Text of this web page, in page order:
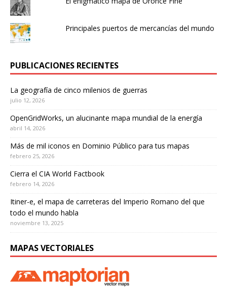
Principales puertos de mercancías del mundo
PUBLICACIONES RECIENTES
La geografía de cinco milenios de guerras
julio 12, 2026
OpenGridWorks, un alucinante mapa mundial de la energía
abril 14, 2026
Más de mil iconos en Dominio Público para tus mapas
febrero 25, 2026
Cierra el CIA World Factbook
febrero 14, 2026
Itiner-e, el mapa de carreteras del Imperio Romano del que
todo el mundo habla
noviembre 13, 2025
MAPAS VECTORIALES